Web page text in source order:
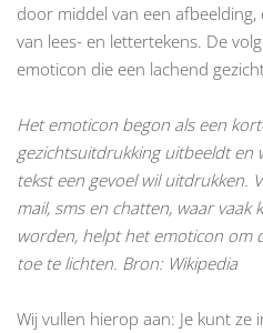
door middel van een
van lees- en lettertekens. De
emoticon die een lachend
Het emoticon begon als een
gezichtsuitdrukking uitbeeldt en
tekst een gevoel wil uitdrukken.
mail, sms en chatten, waar
worden, helpt het emoticon om
toe te lichten. Bron: Wikipedia
Wij vullen hierop aan: Je kunt ze